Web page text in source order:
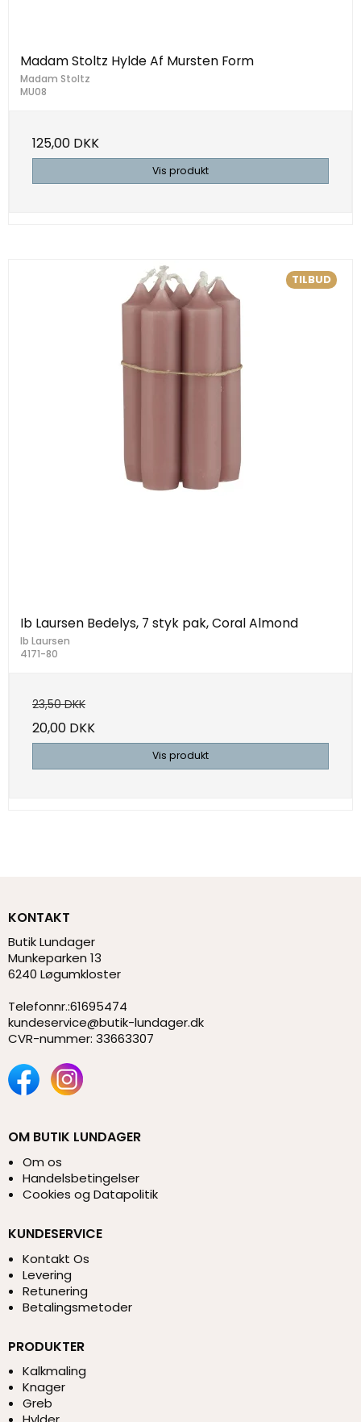
Madam Stoltz Hylde Af Mursten Form
Madam Stoltz
MU08
125,00 DKK
Vis produkt
TILBUD
Ib Laursen Bedelys, 7 styk pak, Coral Almond
Ib Laursen
4171-80
23,50 DKK
20,00 DKK
Vis produkt
KONTAKT
Butik Lundager
Munkeparken 13
6240 Løgumkloster
Telefonnr.:61695474
kundeservice@butik-lundager.dk
CVR-nummer: 33663307
OM BUTIK LUNDAGER
Om os
Handelsbetingelser
Cookies og Datapolitik
KUNDESERVICE
Kontakt Os
Levering
Retunering
Betalingsmetoder
PRODUKTER
Kalkmaling
Knager
Greb